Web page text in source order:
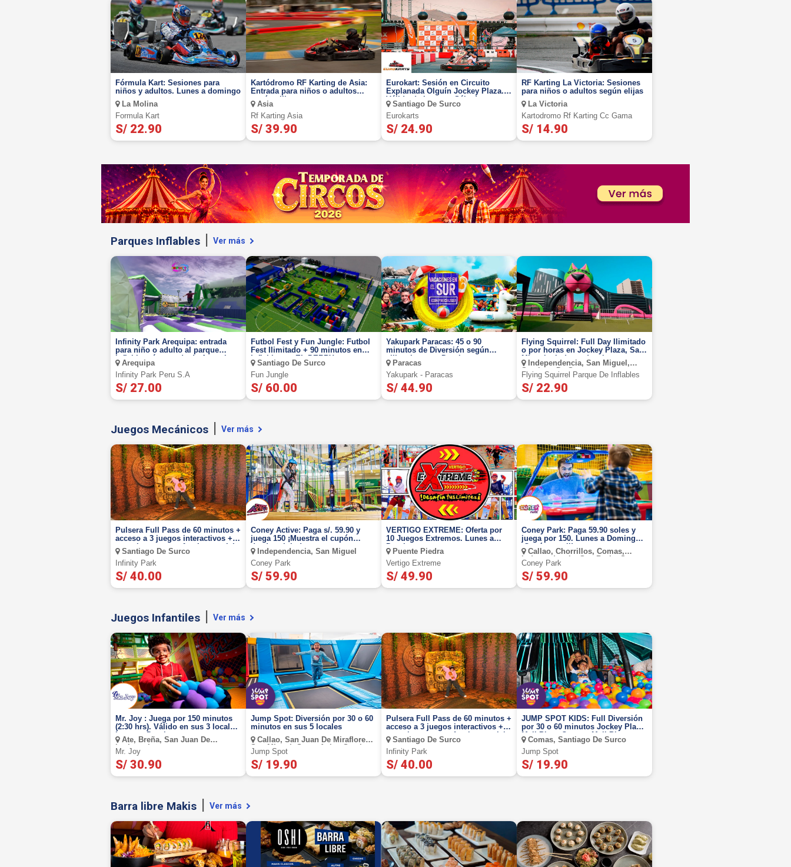
Fórmula Kart: Sesiones para
niños y adultos. Lunes a domingo
La Molina
Formula Kart
S/ 22.90
Kartódromo RF Karting de Asia:
Entrada para niños o adultos
según elijas
Asia
Rf Karting Asia
S/ 39.90
Eurokart: Sesión en Circuito
Explanada Olguín Jockey Plaza.
Válido de Lunes a Sábado
Santiago De Surco
Eurokarts
S/ 24.90
RF Karting La Victoria: Sesiones
para niños o adultos según elijas
La Victoria
Kartodromo Rf Karting Cc Gama
S/ 14.90
Parques Inflables Ver más
Infinity Park Arequipa: entrada
para niño o adulto al parque
inflable más grande de Arewuipa
Arequipa
Infinity Park Peru S.a
S/ 27.00
Futbol Fest y Fun Jungle: Futbol
Fest Ilimitado + 90 minutos en
Inflables en EL DERBY
Santiago De Surco
Fun Jungle
S/ 60.00
Yakupark Paracas: 45 o 90
minutos de Diversión según
elijas. Lunes a Domingo
Paracas
Yakupark - Paracas
S/ 44.90
Flying Squirrel: Full Day Ilimitado
o por horas en Jockey Plaza, San
Miguel e Independencia.
Independencia, San Miguel,
Santiago De Surco
Flying Squirrel Parque De Inflables
S/ 22.90
Juegos Mecánicos Ver más
Pulsera Full Pass de 60 minutos +
acceso a 3 juegos interactivos +
garra humana. un fascinante viaje
bajo el mar, lleno de colores,
misterios y más
Santiago De Surco
Infinity Park
S/ 40.00
Coney Active: Paga s/. 59.90 y
juega 150 ¡Muestra el cupón
desde celular!
Independencia, San Miguel
Coney Park
S/ 59.90
VERTIGO EXTREME: Oferta por
10 Juegos Extremos. Lunes a
Domingo
Puente Piedra
Vertigo Extreme
S/ 49.90
Coney Park: Paga 59.90 soles y
juega por 150. Lunes a Domingo
¡Cupón movil!
Callao, Chorrillos, Comas,
Independencia, San Borja, San
Juan De Miraflores, San Miguel,
Surquillo, Villa Maria Del Triunfo
Coney Park
S/ 59.90
Juegos Infantiles Ver más
Mr. Joy : Juega por 150 minutos
(2:30 hrs). Válido en sus 3 locales.
Lunes a Domingo.
Ate, Breña, San Juan De
Lurigancho
Mr. Joy
S/ 30.90
Jump Spot: Diversión por 30 o 60
minutos en sus 5 locales
Callao, San Juan De Miraflores,
San Miguel, Santa Anita, Santiago
De Surco
Jump Spot
S/ 19.90
Pulsera Full Pass de 60 minutos +
acceso a 3 juegos interactivos +
garra humana. un fascinante viaje
bajo el mar, lleno de colores,
misterios y más
Santiago De Surco
Infinity Park
S/ 40.00
JUMP SPOT KIDS: Full Diversión
por 30 o 60 minutos Jockey Plaza,
Mall Plaza Comas, Mall Plaza
Arequipa
Comas, Santiago De Surco
Jump Spot
S/ 19.90
Barra libre Makis Ver más